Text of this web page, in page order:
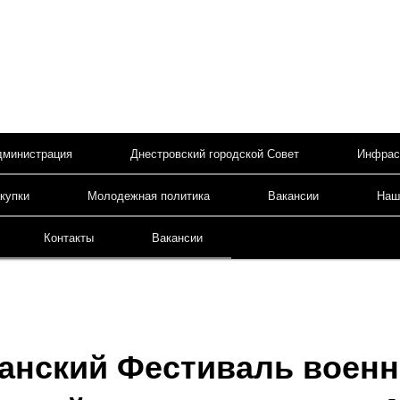
Днестровский городской Совет
Молодежная политика Вакансии
Контакты Вакансии
Фестиваль